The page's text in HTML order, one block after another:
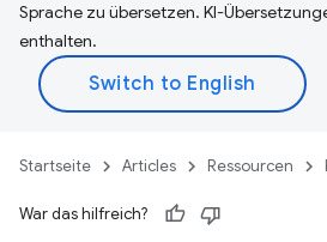
Sprache zu übersetzen. KI-
enthalten.
Startseite Articles Ressourcen
War das hilfreich?